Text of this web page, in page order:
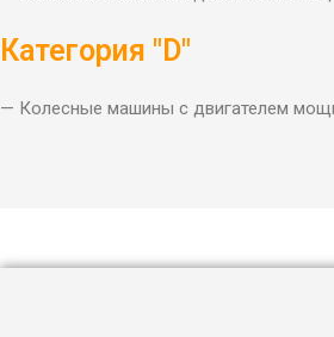
Категория "D"
— Колесные машины с двигателем